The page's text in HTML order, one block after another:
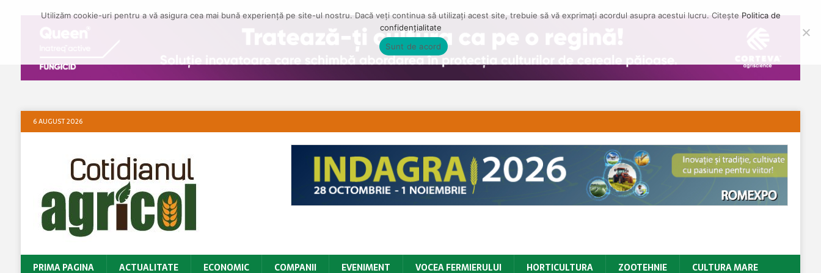
6 AUGUST 2026
PRIMA PAGINA ACTUALITATE ECONOMIC COMPANII EVENIMENT VOCEA FERMIERULUI HORTICULTURA ZOOTEHNIE
CULTURA MARE
Utilizăm cookie-uri pentru a vă asigura cea mai bună experiență pe site-ul nostru. Dacă veți continua să utilizați acest site, trebuie să vă exprimați acordul asupra acestui lucru. Citește Politica de
confidențialitate
Sunt de acord